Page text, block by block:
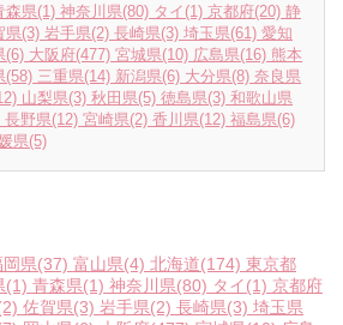
森県(1) 神奈川県(80) タイ (1) 京都府(20) 静
県(3) 岩手県(2) 長崎県(3) 埼玉県(61) 愛知
(6) 大阪府(477) 宮城県(10) 広島県(16) 熊本
(58) 三重県(14) 新潟県(6) 大分県(8) 奈良県
山梨県(3) 秋田県(5) 徳島県(3) 和歌山県
長野県(12) 宮崎県(2) 香川県(12) 福島県(6)
県(5)
岡県(37) 富山県(4) 北海道(174) 東京都
(1) 青森県(1) 神奈川県(80) タイ(1) 京都府
佐賀県(3) 岩手県(2) 長崎県(3) 埼玉県